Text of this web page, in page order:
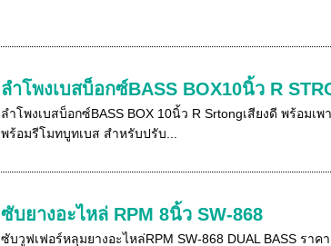
ลำโพงเบสบ็อกซ์BASS BOX10นิ้ว R
ลำโพงเบสบ็อกซ์BASS BOX 10นิ้ว R Srtongเสียงดี พร้อม
พร้อมรีโมทบูทเบส สำหรับปรับ...
ซับยางอะไหล่ RPM 8นิ้ว SW-868
ซับวูฟเฟอร์หลุมยางอะไหล่RPM SW-868 DUAL BASS ร